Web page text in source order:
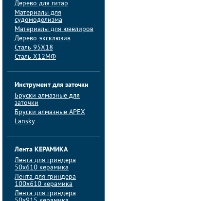
Дерево для гитар
Материалы для
судомоделизма
Материалы для ювелиров
Дерево эксклюзив
Сталь 95Х18
Сталь Х12МФ
Инструмент для заточки
Бруски алмазные для
заточки
Бруски алмазные APEX
Lansky
Лента КЕРАМИКА
Лента для гриндера
50х610 керамика
Лента для гриндера
100х610 керамика
Лента для гриндера